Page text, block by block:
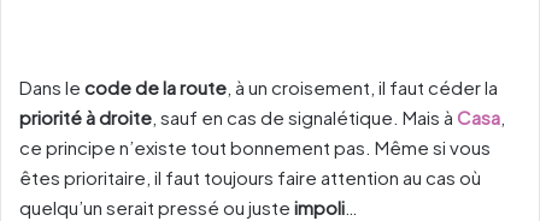
Dans le code de la route , à un croisement, il faut céder la
priorité à droite , sauf en cas de signalétique. Mais à Casa
ce principe n’existe tout bonnement pas. Même si vous
êtes prioritaire, il faut toujours faire attention au cas où
quelqu’un serait pressé ou juste impoli